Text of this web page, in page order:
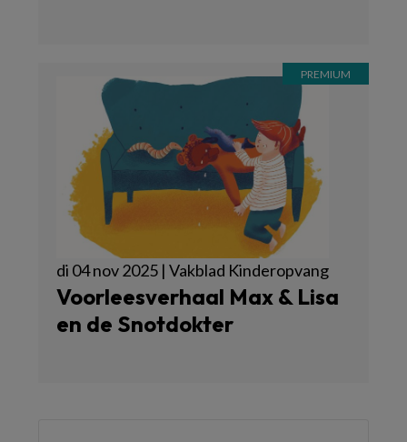
di 04 nov 2025 | Vakblad Kinderopvang
Voorleesverhaal Max & Lisa
en de Snotdokter